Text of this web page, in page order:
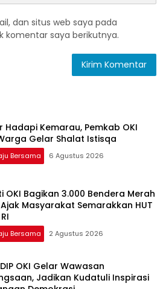
dan situs web saya pada
komentar saya berikutnya.
Hadapi Kemarau, Pemkab OKI
Gelar Shalat Istisqa
Bersama 6 Agustus 2026
OKI Bagikan 3.000 Bendera Merah
Ajak Masyarakat Semarakkan HUT
Bersama 2 Agustus 2026
OKI Gelar Wawasan
Jadikan Kudatuli Inspirasi